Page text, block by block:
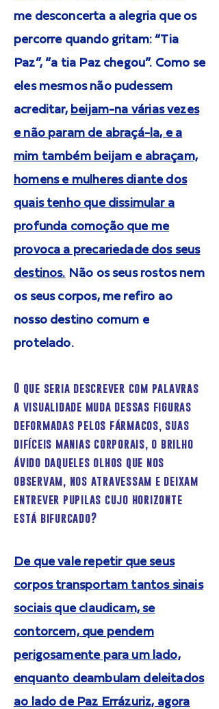
me desconcerta a alegria que os
percorre quando gritam: “Tia
Paz”, “a tia Paz chegou”. Como se
eles mesmos não pudessem
acreditar, beijam-na várias vezes
e não param de abraçá-la, e a
mim também beijam e abraçam,
homens e mulheres diante dos
quais tenho que dissimular a
profunda comoção que me
provoca a precariedade dos seus
destinos. Não os seus rostos nem
os seus corpos, me refiro ao
nosso destino comum e
protelado.
O que seria descrever com palavras
a visualidade muda dessas figuras
deformadas pelos fármacos, suas
difíceis manias corporais, o brilho
ávido daqueles olhos que nos
observam, nos atravessam e deixam
entrever pupilas cujo horizonte
está bifurcado?
De que vale repetir que seus
corpos transportam tantos sinais
sociais que claudicam, se
contorcem, que pendem
perigosamente para um lado,
enquanto deambulam deleitados
ao lado de Paz Errázuriz, agora